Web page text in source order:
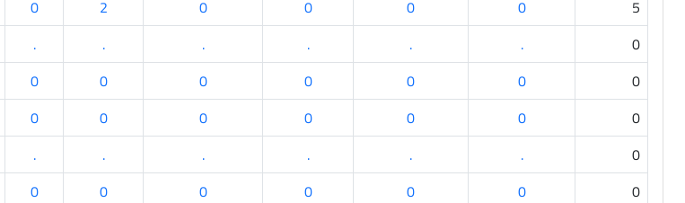
0 2 0 0 0 0
5
. . . . . .
0
0 0 0 0 0 0
0
0 0 0 0 0 0
0
. . . . . .
0
0 0 0 0 0 0 0